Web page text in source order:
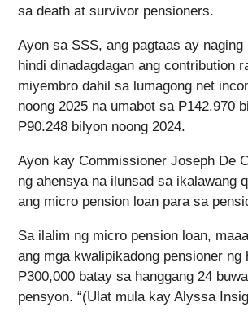
sa death at survivor pensioners.
Ayon sa SSS, ang pagtaas ay naging
hindi dinadagdagan ang contribution
miyembro dahil sa lumagong net
noong 2025 na umabot sa P142.970
P90.248 bilyon noong 2024.
Ayon kay Commissioner Joseph De
ng ahensya na ilunsad sa ikalawang
ang micro pension loan para sa
Sa ilalim ng micro pension loan,
ang mga kwalipikadong pensioner ng
P300,000 batay sa hanggang 24
pensyon. “(Ulat mula kay Alyssa